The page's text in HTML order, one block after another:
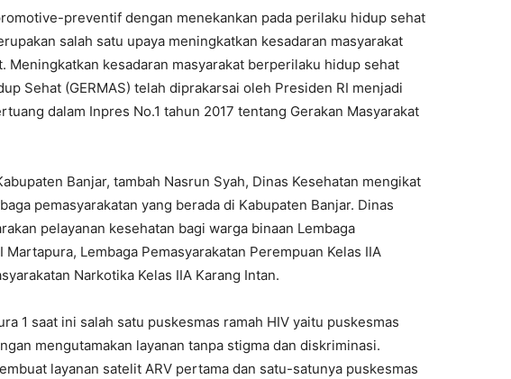
preventif dengan menekankan pada perilaku hidup sehat
salah satu upaya meningkatkan kesadaran masyarakat
Meningkatkan kesadaran masyarakat berperilaku hidup sehat
Sehat (GERMAS) telah diprakarsai oleh Presiden RI menjadi
dalam Inpres No.1 tahun 2017 tentang Gerakan Masyarakat
Banjar, tambah Nasrun Syah, Dinas Kesehatan mengikat
pemasyarakatan yang berada di Kabupaten Banjar. Dinas
pelayanan kesehatan bagi warga binaan Lembaga
Martapura, Lembaga Pemasyarakatan Perempuan Kelas IIA
Narkotika Kelas IIA Karang Intan.
1 saat ini salah satu puskesmas ramah HIV yaitu puskesmas
mengutamakan layanan tanpa stigma dan diskriminasi.
layanan satelit ARV pertama dan satu-satunya puskesmas